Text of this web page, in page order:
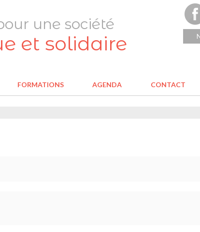
une société
et solidaire
FORMATIONS AGENDA CONTACT